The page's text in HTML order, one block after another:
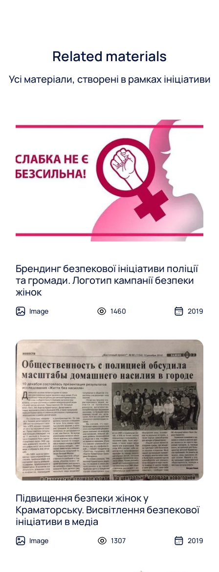
Related materials
Усі матеріали, створені в рамках ініціативи
Брендинг безпекової ініціативи поліції
та громади. Логотип кампанії безпеки
жінок
Image 1460 2019
Підвищення безпеки жінок у
Краматорську. Висвітлення безпекової
ініціативи в медіа
Image 1307 2019